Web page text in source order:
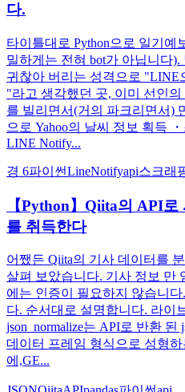
다.
타이틀대로 Python으로 일기예
밀하게는 전혀 bot가 아닙니다
귀찮아 버리는 성격으로 "LINE
"라고 생각했던 곳, 이미 선인
를 빌리면서(거의 파크리면서)
으로 Yahoo의 날씨 정보 획득
LINE Notify...
경 6파이썬LineNotifyapi스크래
【Python】Qiita의 API
를 취득한다
어쨌든 Qiita의 기사 데이터를
살펴 보았습니다. 기사 정보 만
에는 인증이 필요하지 않습니
다. 순서대로 설명합니다. 라이
json_normalize는 API로 반환 된
데이터 프레임 형식으로 성형
에,GE...